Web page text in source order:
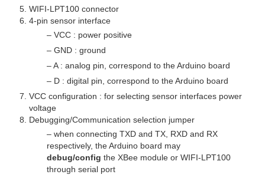
WIFI-LPT100 connector
4-pin sensor interface
– VCC : power positive
– GND : ground
– A : analog pin, correspond to the Arduino board
– D : digital pin, correspond to the Arduino board
VCC configuration : for selecting sensor interfaces power
voltage
Debugging/Communication selection jumper
– when connecting TXD and TX, RXD and RX
respectively, the Arduino board may
debug/config the XBee module or WIFI-LPT100
through serial port